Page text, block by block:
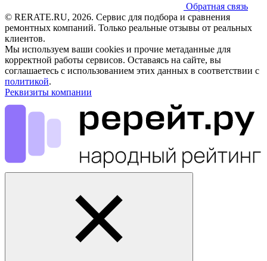
Обратная связь
© RERATE.RU, 2026. Сервис для подбора и сравнения
ремонтных компаний. Только реальные отзывы от реальных
клиентов.
Мы используем ваши cookies и прочие метаданные для
корректной работы сервисов. Оставаясь на сайте, вы
соглашаетесь с использованием этих данных в соответствии с
политикой.
Реквизиты компании